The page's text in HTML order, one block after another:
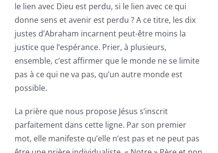
le lien avec Dieu est perdu, si le lien avec ce qui
donne sens et avenir est perdu ? A ce titre, les dix
justes d’Abraham incarnent peut-être moins la
justice que l’espérance. Prier, à plusieurs,
ensemble, c’est affirmer que le monde ne se limite
pas à ce qui ne va pas, qu’un autre monde est
possible.
La prière que nous propose Jésus s’inscrit
parfaitement dans cette ligne. Par son premier
mot, elle manifeste qu’elle n’est pas et ne peut pas